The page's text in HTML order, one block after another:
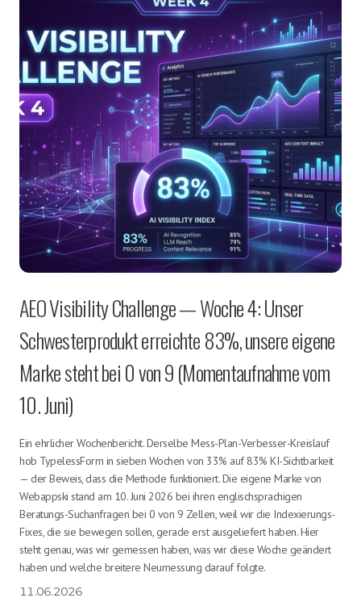
AEO Visibility Challenge — Woche 4: Unser
Schwesterprodukt erreichte 83%, unsere eigene
Marke steht bei 0 von 9 (Momentaufnahme vom
10. Juni)
Ein ehrlicher Wochenbericht. Derselbe Mess-Plan-Verbesser-Kreislauf
hob TypelessForm in sieben Wochen von 33% auf 83% KI-Sichtbarkeit
— der Beweis, dass die Methode funktioniert. Die eigene Marke von
Webappski stand am 10. Juni 2026 bei ihren englischsprachigen
Beratungs-Suchanfragen bei 0 von 9 Zellen, weil wir die Indexierungs-
Fixes, die sie bewegen sollen, gerade erst ausgeliefert haben. Hier
steht genau, was wir gemessen haben, was wir diese Woche geändert
haben und welche breitere Neumessung darauf folgte.
11.06.2026